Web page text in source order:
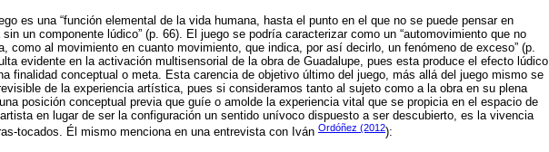
es una “función elemental de la vida humana, hasta el punto en el que no se puede pensar en
un componente lúdico” (p. 66). El juego se podría caracterizar como un “automovimiento que no
como al movimiento en cuanto movimiento, que indica, por así decirlo, un fenómeno de exceso” (p.
evidente en la activación multisensorial de la obra de Guadalupe, pues esta produce el efecto lúdico
finalidad conceptual o meta. Esta carencia de objetivo último del juego, más allá del juego mismo se
de la experiencia artística, pues si consideramos tanto al sujeto como a la obra en su plena
posición conceptual previa que guíe o amolde la experiencia vital que se propicia en el espacio de
en lugar de ser la configuración un sentido unívoco dispuesto a ser descubierto, es la vivencia
tocados. Él mismo menciona en una entrevista con Iván Ordóñez (2012):